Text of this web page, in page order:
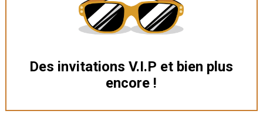
Des invitations V.I.P et bien plus
encore !